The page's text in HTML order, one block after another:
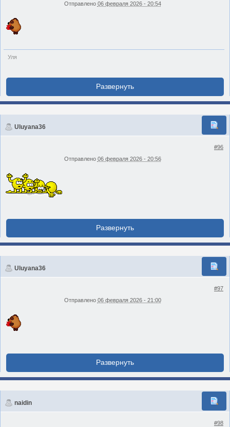
Отправлено 06 февраля 2026 - 20:54
Уля
Uluyana36
#96
Отправлено 06 февраля 2026 - 20:56
Uluyana36
#97
Отправлено 06 февраля 2026 - 21:00
naidin
#98